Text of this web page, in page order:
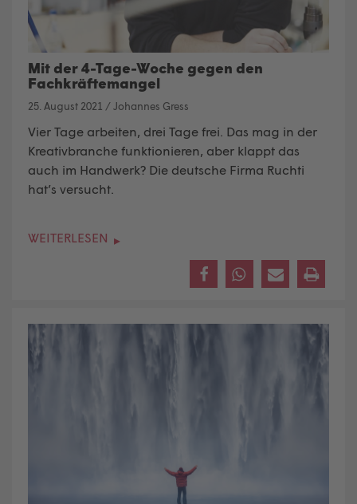
Mit der 4-Tage-Woche gegen den
Fachkräftemangel
25. August 2021 /Johannes Gress
Vier Tage arbeiten, drei Tage frei . Das mag in der
Kreativbranche funktionieren, aber klappt das
auch im Handwerk? Die deutsche Firma Ruchti
hat’s versucht.
WEITERLESEN